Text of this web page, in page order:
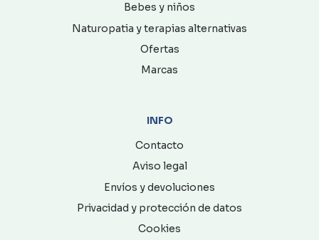
Bebes y niños
Naturopatia y terapias alternativas
Ofertas
Marcas
INFO
Contacto
Aviso legal
Envíos y devoluciones
Privacidad y protección de datos
Cookies